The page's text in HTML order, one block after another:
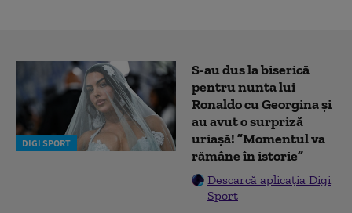
DIGI SPORT
S-au dus la biserică
pentru nunta lui
Ronaldo cu Georgina și
au avut o surpriză
uriașă! ”Momentul va
rămâne în istorie”
Descarcă aplicația Digi
Sport